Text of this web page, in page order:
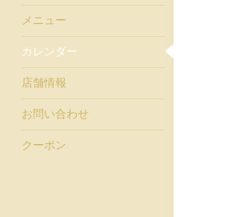
メニュー
カレンダー
店舗情報
お問い合わせ
クーポン